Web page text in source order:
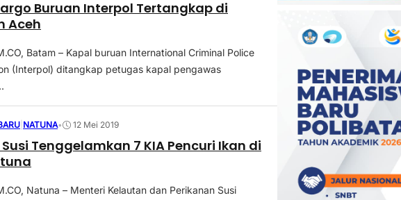
Buruan Interpol Tertangkap di
Aceh
Batam – Kapal buruan International Criminal Police
(Interpol) ditangkap petugas kapal pengawas
NATUNA• 12 Mei 2019
Tenggelamkan 7 KIA Pencuri Ikan di
Natuna – Menteri Kelautan dan Perikanan Susi